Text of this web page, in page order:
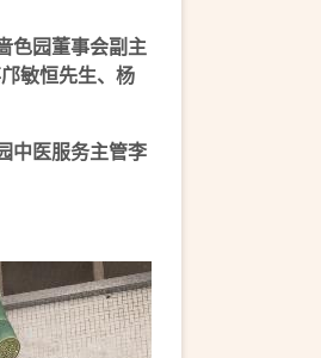
色园董事会副主
敏恒先生、杨
中医服务主管李